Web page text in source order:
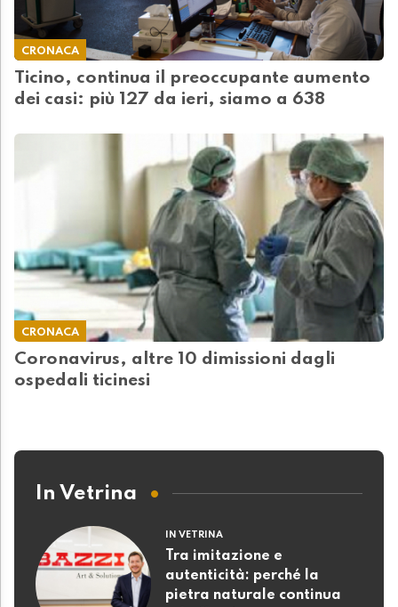
CRONACA
Ticino, continua il preoccupante aumento
dei casi: più 127 da ieri, siamo a 638
CRONACA
Coronavirus, altre 10 dimissioni dagli
ospedali ticinesi
In Vetrina
IN VETRINA
Tra imitazione e
autenticità: perché la
pietra naturale continua